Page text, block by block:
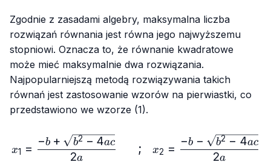
Zgodnie z zasadami algebry, maksymalna liczba
rozwiązań równania jest równa jego najwyższemu
stopniowi. Oznacza to, że równanie kwadratowe
może mieć maksymalnie dwa rozwiązania.
Najpopularniejszą metodą rozwiązywania takich
równań jest zastosowanie wzorów na pierwiastki, co
przedstawiono we wzorze (1).
x₁=\frac{-b+\sqrt{b²-
x1 =
2a
−b + b2 − 4ac ; x2 =
2a
−b − b2 − 4ac